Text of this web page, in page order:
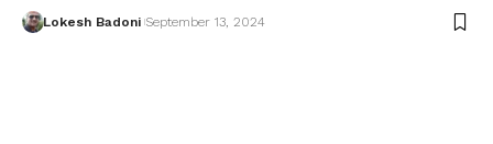
Lokesh Badoni September 13, 2024